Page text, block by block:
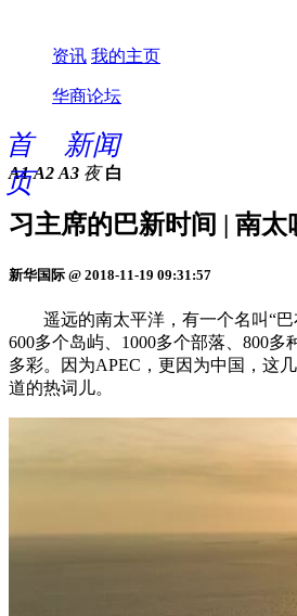
资讯 我的主页
华商论坛
首
页
新闻
A1 A2 A3 夜 白
习主席的巴新时间 | 南太
新华国际 @ 2018-11-19 09:31:57
遥远的南太平洋，有一个名叫“巴
600多个岛屿、1000多个部落、800
多彩。因为APEC，更因为中国，这
道的热词儿。